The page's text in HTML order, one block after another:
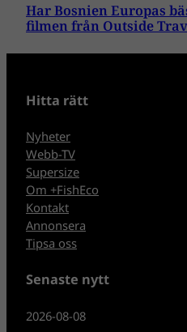
Har Bosnien Europas
filmen från Outside
Hitta rätt
Nyheter
Webb-TV
Supersize
Om +FishEco
Kontakt
Annonsera
Tipsa oss
Senaste nytt
2026-08-08